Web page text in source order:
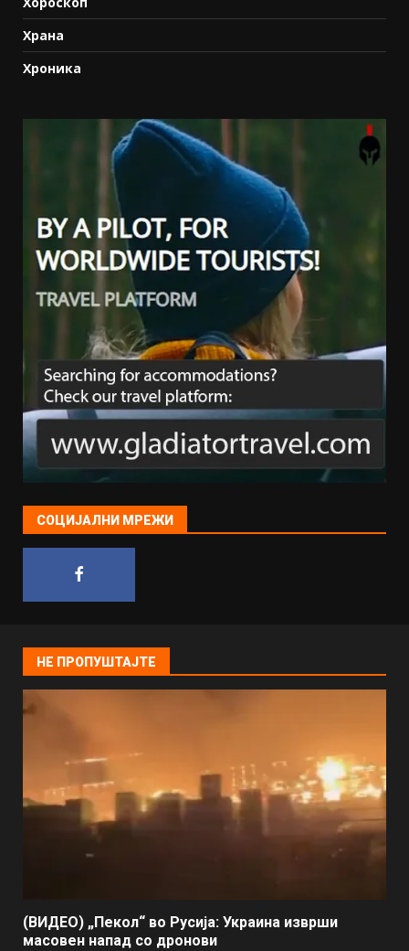
Храна
Хроника
СОЦИЈАЛНИ МРЕЖИ
НЕ ПРОПУШТАЈТЕ
(ВИДЕО) „Пекол“ во Русија: Украина изврши
масовен напад со дронови